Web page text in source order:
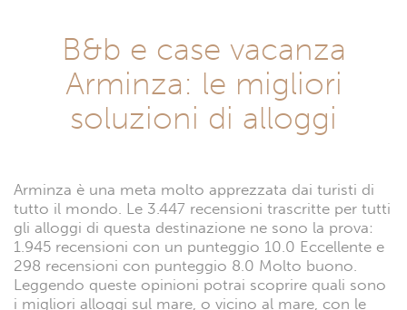
B&b e case vacanza
Arminza: le migliori
soluzioni di alloggi
Arminza è una meta molto apprezzata dai turisti di
tutto il mondo. Le 3.447 recensioni trascritte per tutti
gli alloggi di questa destinazione ne sono la prova:
1.945 recensioni con un punteggio 10.0 Eccellente e
298 recensioni con punteggio 8.0 Molto buono.
Leggendo queste opinioni potrai scoprire quali sono
i migliori alloggi sul mare, o vicino al mare, con le